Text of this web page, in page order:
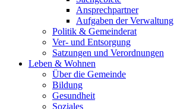
Ansprechpartner
Aufgaben der Verwaltung
Politik & Gemeinderat
Ver- und Entsorgung
Satzungen und Verordnungen
Leben & Wohnen
Über die Gemeinde
Bildung
Gesundheit
Soziales